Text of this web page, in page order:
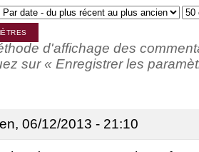
d'affichage des
sur « Enregistrer les
06/12/2013 - 21:10